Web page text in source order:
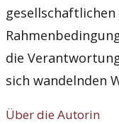
die
sich wandelnden
Über die Autorin